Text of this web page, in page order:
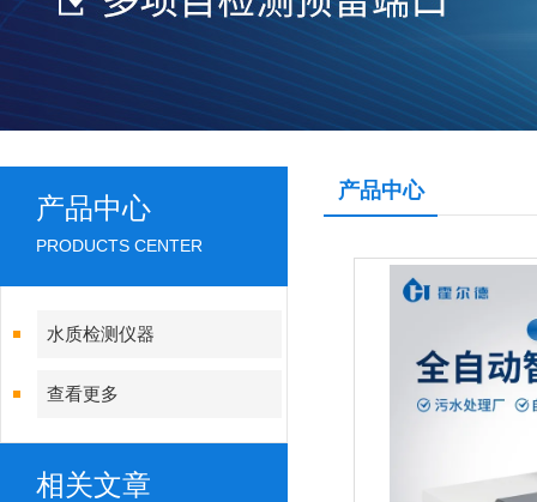
产品中心
PRODUCTS CENTER
水质检测仪器
查看更多
相关文章
产品中心